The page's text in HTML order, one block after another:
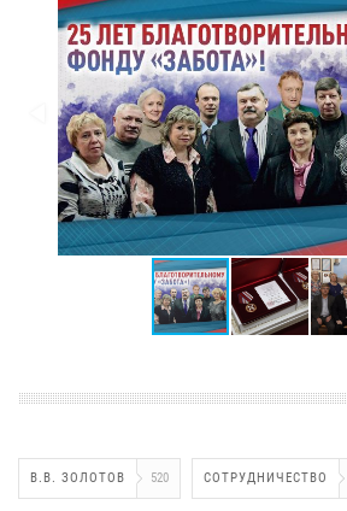
В.В. ЗОЛОТОВ 520 СОТРУДНИЧЕСТВО